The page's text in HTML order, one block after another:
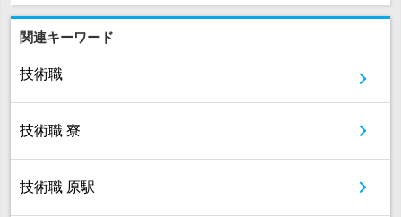
関連キーワード
技術職
技術職 寮
技術職 原駅